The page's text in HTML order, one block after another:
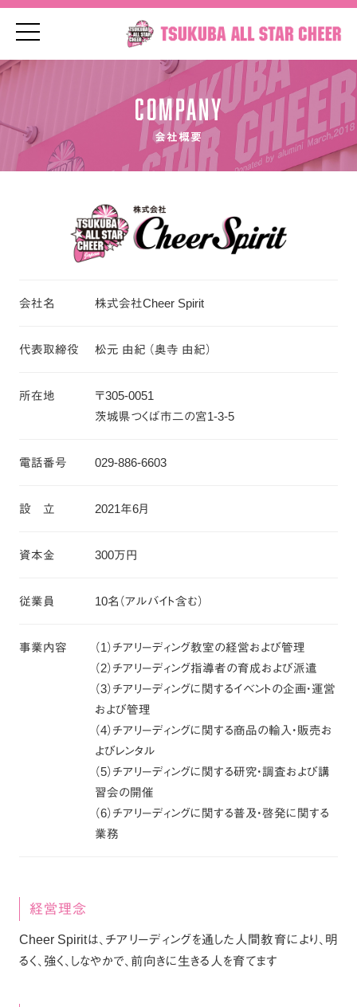
t
o
g
v
i
g
t
COMPANY
会社概要
会社名 株式会社Cheer Spirit
代表取締役 松元 由紀 （奥寺 由紀）
所在地
〒305-0051
茨城県つくば市二の宮1-3-5
電話番号 029-886-6603
設 立 2021年6月
資本金 300万円
従業員 10名（アルバイト含む）
事業内容
（1）チアリーディング教室の経営および管理
（2）チアリーディング指導者の育成および派遣
（3）チアリーディングに関するイベントの企画・運営
および管理
（4）チアリーディングに関する商品の輸入・販売お
よびレンタル
（5）チアリーディングに関する研究・調査および講
習会の開催
（6）チアリーディングに関する普及・啓発に関する
業務
経営理念
Cheer Spiritは、チアリーディングを通した人間教育により、 明
るく、強く、しなやかで、前向きに生きる人を育てます